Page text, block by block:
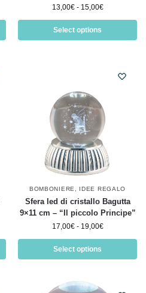
13,00€ - 15,00€
Select options
BOMBONIERE IDEE REGALO
Sfera led di cristallo Bagutta
9×11 cm – “Il piccolo Principe”
17,00€ - 19,00€
Select options